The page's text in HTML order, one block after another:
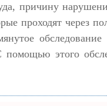
причину
проходят через
этого